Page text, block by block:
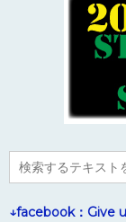
↓facebook：Give